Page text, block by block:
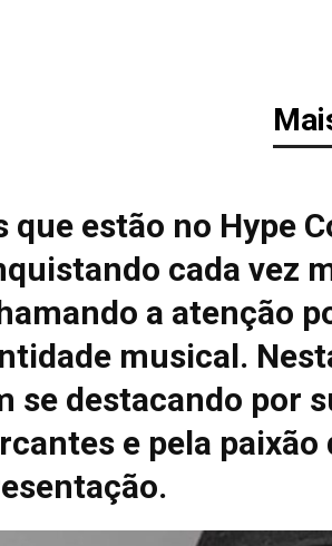
que estão no Hype
cada vez
a atenção
musical.
se destacando por
e pela